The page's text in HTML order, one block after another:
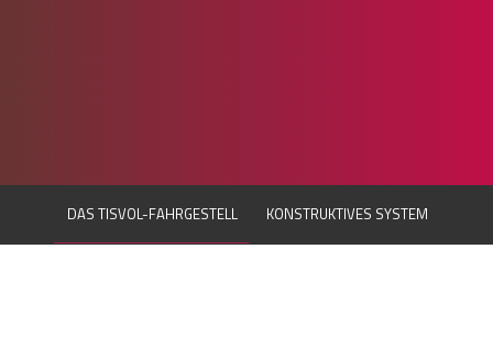
DAS TISVOL-FAHRGESTELL KONSTRUKTIVES SYSTEM